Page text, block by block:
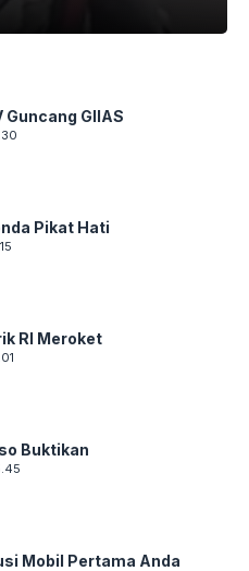
Guncang GIIAS
Pikat Hati
RI Meroket
Buktikan
Mobil Pertama Anda